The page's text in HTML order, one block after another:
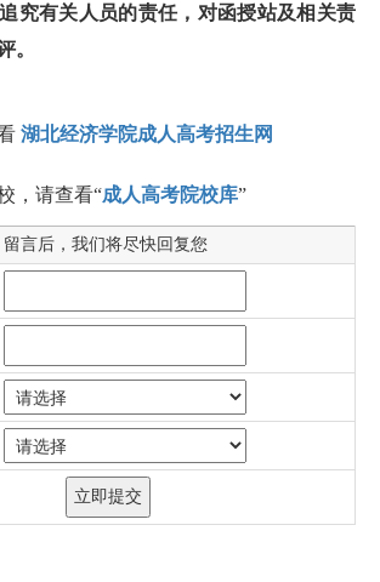
究有关人员的责任，对函授站及相关责
。
湖北经济学院成人高考招生网
，请查看“成人高考院校库”
留言后，我们将尽快回复您